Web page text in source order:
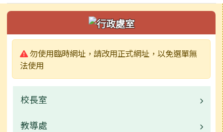
左邊區域內容
警告:
勿使用臨時網址，請改用正式網址，以免選單無
法使用
校長室
業務職掌
教導處